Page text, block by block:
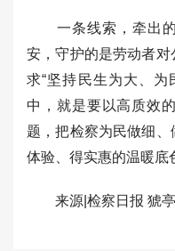
一条线索，牵出的
安，守护的是劳动者
求“坚持民生为大、为
中，就是要以高质效
题，把检察为民做细
体验、得实惠的温暖底
来源|检察日报 猇亭